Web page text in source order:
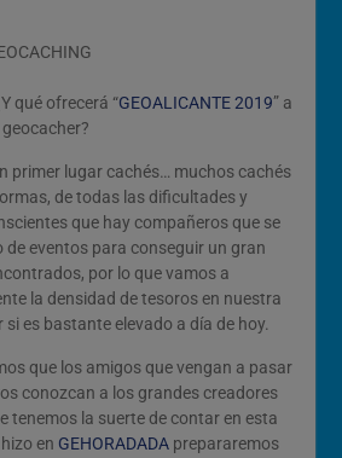
qué ofrecerá “GEOALICANTE 2019” a
primer lugar cachés… muchos cachés
de todas las dificultades y
que hay compañeros que se
de eventos para conseguir un gran
por lo que vamos a
la densidad de tesoros en nuestra
si es bastante elevado a día de hoy.
que los amigos que vengan a pasar
conozcan a los grandes creadores
tenemos la suerte de contar en esta
en GEHORADADAprepararemos